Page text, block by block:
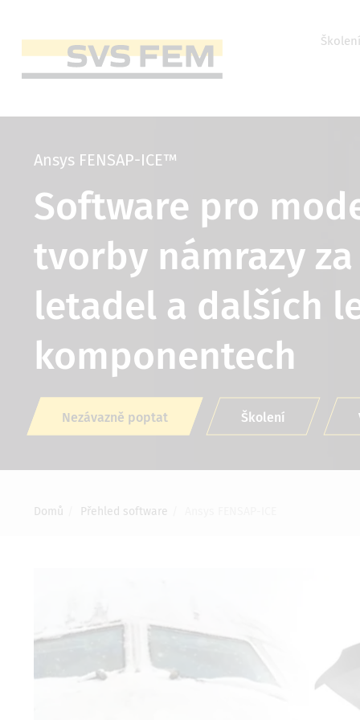
hlavnímu
obsahu
Horní
menu
Main
Ansys FENSAP-ICE™
Software pro
tvorby námrazy
letadel a dalších
komponentech
Nezávazně poptat Školení
Drobečková
Domů Přehled software